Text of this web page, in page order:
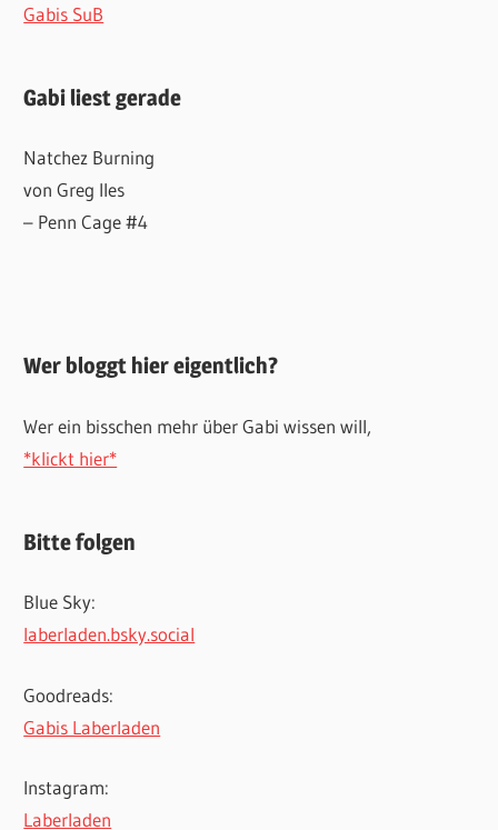
Gabis SuB
Gabi liest gerade
Natchez Burning
von Greg Iles
– Penn Cage #4
Wer bloggt hier eigentlich?
Wer ein bisschen mehr über Gabi wissen will,
*klickt hier*
Bitte folgen
Blue Sky:
laberladen.bsky.social
Goodreads:
Gabis Laberladen
Instagram:
Laberladen